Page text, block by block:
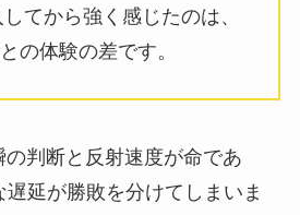
てから強く感じたのは、
の体験の差です。
判断と反射速度が命であ
遅延が勝敗を分けてしまいま